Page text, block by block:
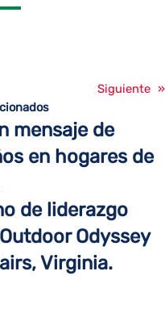
Siguiente »
mensaje de
en hogares de
de liderazgo
Odyssey
Virginia.